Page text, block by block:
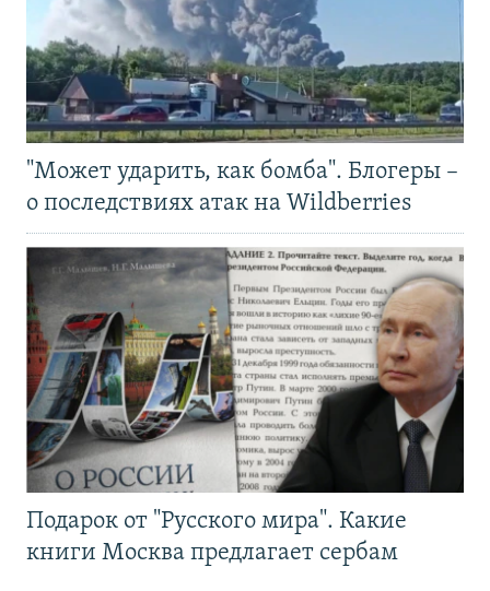
"Может ударить, как бомба". Блогеры –
о последствиях атак на Wildberries
Подарок от "Русского мира". Какие
книги Москва предлагает сербам